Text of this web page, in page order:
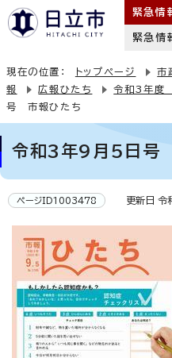
緊急情
緊急情
現在の位置： トップページ 市
報
広報ひたち 令和3年度
号 市報ひたち
令和3年9月5日号
ページID1003478 更新日 令